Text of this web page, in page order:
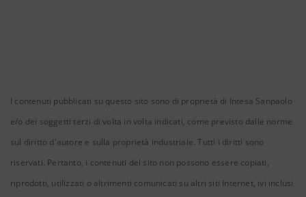
I contenuti pubblicati su questo sito sono di proprietà di Intesa Sanpaolo
e/o dei soggetti terzi di volta in volta indicati, come previsto dalle norme
sul diritto d'autore e sulla proprietà industriale. Tutti i diritti sono
riservati. Pertanto, i contenuti del sito non possono essere copiati,
riprodotti, utilizzati o altrimenti comunicati su altri siti Internet, ivi inclusi